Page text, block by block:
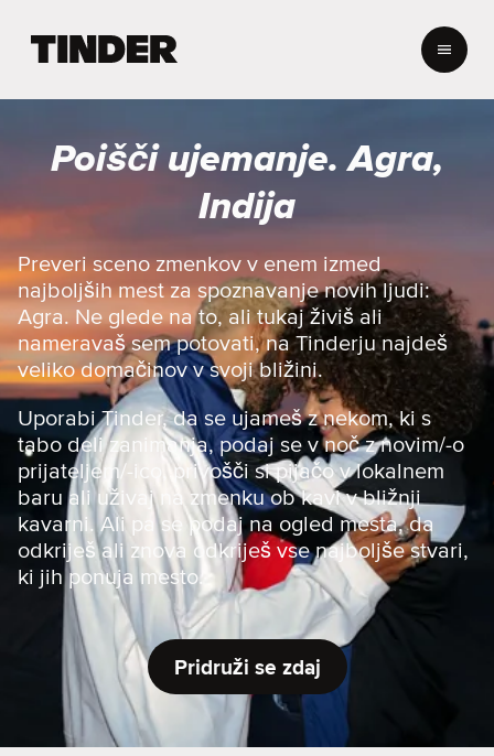
r
m
o
v
Poišči ujemanje. Agra,
Indija
Preveri sceno zmenkov v enem izmed
najboljših mest za spoznavanje novih ljudi:
Agra. Ne glede na to, ali tukaj živiš ali
nameravaš sem potovati, na Tinderju najdeš
veliko domačinov v svoji bližini.
Uporabi Tinder, da se ujameš z nekom, ki s
tabo deli zanimanja, podaj se v noč z novim/-o
prijateljem/-ico, privošči si pijačo v lokalnem
baru ali uživaj na zmenku ob kavi v bližnji
kavarni. Ali pa se podaj na ogled mesta, da
odkriješ ali znova odkriješ vse najboljše stvari,
ki jih ponuja mesto.
Pridruži se zdaj